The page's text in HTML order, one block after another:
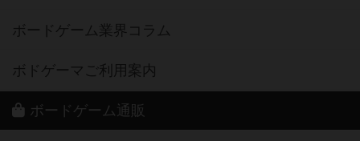
ボードゲーム業界コラム
ボドゲーマご利用案内
ボードゲーム通販